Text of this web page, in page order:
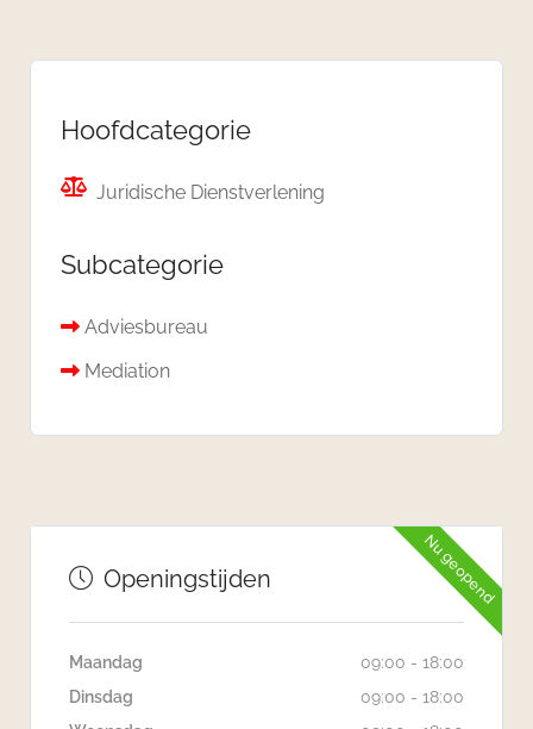
Hoofdcategorie
Juridische Dienstverlening
Subcategorie
Adviesbureau
Mediation
Nu geopend
Openingstijden
Maandag
09:00 - 18:00
Dinsdag
09:00 - 18:00